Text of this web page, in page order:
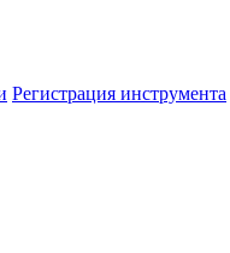
Регистрация инструмента